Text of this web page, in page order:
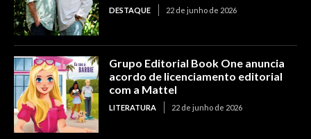
DESTAQUE 22 de junho de 2026
Grupo Editorial Book One anuncia
acordo de licenciamento editorial
com a Mattel
LITERATURA 22 de junho de 2026